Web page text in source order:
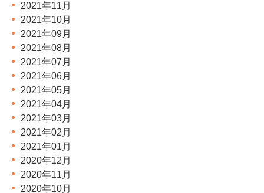
2021年11月
2021年10月
2021年09月
2021年08月
2021年07月
2021年06月
2021年05月
2021年04月
2021年03月
2021年02月
2021年01月
2020年12月
2020年11月
2020年10月